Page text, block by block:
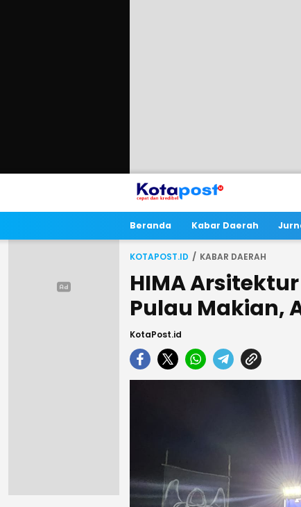
Beranda Kabar Daerah
KOTAPOST.ID KABAR DAERAH
HIMA
Pulau Makian,
KotaPost.id